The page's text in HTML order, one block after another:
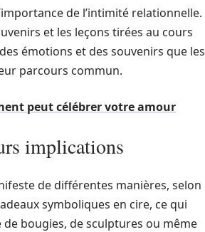
de l’intimité relationnelle.
et les leçons tirées au cours
émotions et des souvenirs que les
parcours commun.
peut célébrer votre amour
implications
de différentes manières, selon
symboliques en cire, ce qui
de bougies, de sculptures ou même